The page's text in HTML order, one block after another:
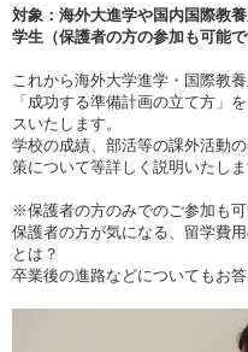
対象：海外大進学や国内国際教
学生（保護者の方の参加も可能で
これから海外大学進学・国際教
「成功する準備計画の立て方」
スいたします。
学校の成績、部活等の課外活動
策について等詳しく説明いたしま
※保護者の方のみでのご参加も可
保護者の方が気になる、留学費
とは？
卒業後の進路などについてもお答